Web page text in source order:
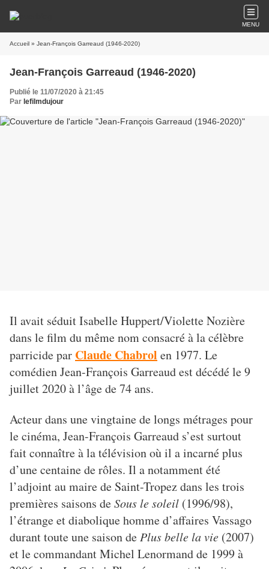
MENU
Accueil » Jean-François Garreaud (1946-2020)
Jean-François Garreaud (1946-2020)
Publié le 11/07/2020 à 21:45
Par lefilmdujour
Il avait séduit Isabelle Huppert/Violette Nozière
dans le film du même nom consacré à la célèbre
parricide par Claude Chabrol en 1977. Le
comédien Jean-François Garreaud est décédé le 9
juillet 2020 à l’âge de 74 ans.
Acteur dans une vingtaine de longs métrages pour
le cinéma, Jean-François Garreaud s’est surtout
fait connaître à la télévision où il a incarné plus
d’une centaine de rôles. Il a notamment été
l’adjoint au maire de Saint-Tropez dans les trois
premières saisons deSous le soleil (1996/98),
l’étrange et diabolique homme d’affaires Vassago
durant toute une saison de Plus belle la vie (2007)
et le commandant Michel Lenormand de 1999 à